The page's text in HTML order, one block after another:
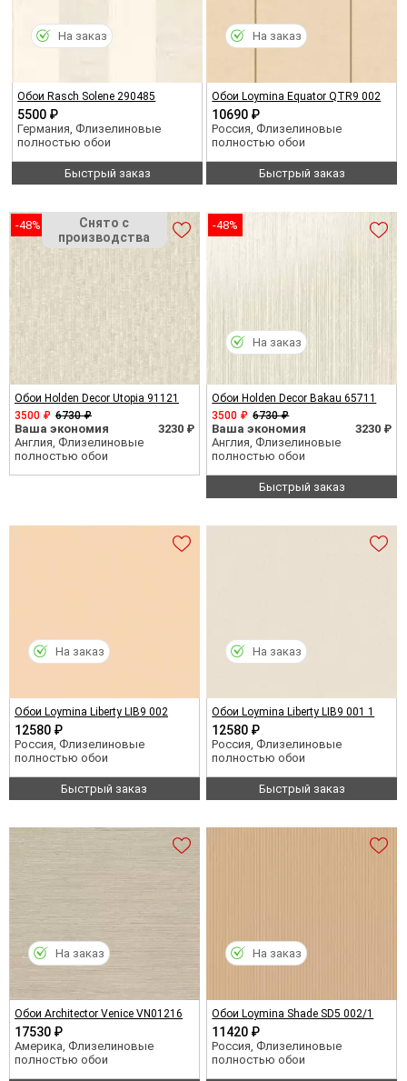
Обои Rasch Solene 290485
5500 ₽
Германия, Флизелиновые
полностью обои
Быстрый заказ
На заказ
Обои Loymina Equator QTR9 002
10690 ₽
Россия, Флизелиновые
полностью обои
Быстрый заказ
На заказ
-48%
Обои Holden Decor Utopia 91121
3500 ₽ 6730 ₽
Ваша экономия
3230 ₽
Англия, Флизелиновые
полностью обои
-48%
Обои Holden Decor Bakau 65711
3500 ₽ 6730 ₽
Ваша экономия
3230 ₽
Англия, Флизелиновые
полностью обои
Быстрый заказ
На заказ
Обои Loymina Liberty LIB9 002
12580 ₽
Россия, Флизелиновые
полностью обои
Быстрый заказ
На заказ
Обои Loymina Liberty LIB9 001 1
12580 ₽
Россия, Флизелиновые
полностью обои
Быстрый заказ
На заказ
Обои Architector Venice VN01216
17530 ₽
Америка, Флизелиновые
полностью обои
На заказ
Обои Loymina Shade SD5 002/1
11420 ₽
Россия, Флизелиновые
полностью обои
На заказ